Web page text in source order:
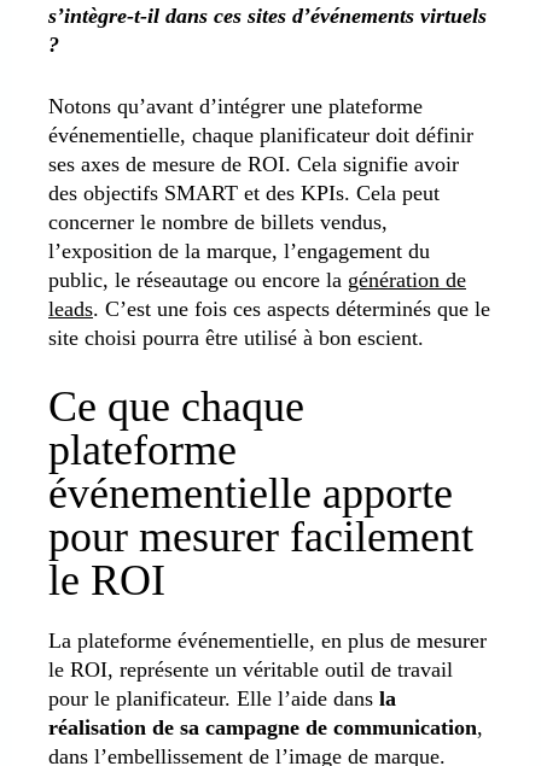
s’intègre-t-il dans ces sites d’événements virtuels
?
Notons qu’avant d’intégrer une plateforme
événementielle, chaque planificateur doit définir
ses axes de mesure de ROI. Cela signifie avoir
des objectifs SMART et des KPIs. Cela peut
concerner le nombre de billets vendus,
l’exposition de la marque, l’engagement du
public, le réseautage ou encore la génération de
leads. C’est une fois ces aspects déterminés que le
site choisi pourra être utilisé à bon escient.
Ce que chaque
plateforme
événementielle apporte
pour mesurer facilement
le ROI
La plateforme événementielle, en plus de mesurer
le ROI, représente un véritable outil de travail
pour le planificateur. Elle l’aide dans la
réalisation de sa campagne de communication,
dans l’embellissement de l’image de marque.